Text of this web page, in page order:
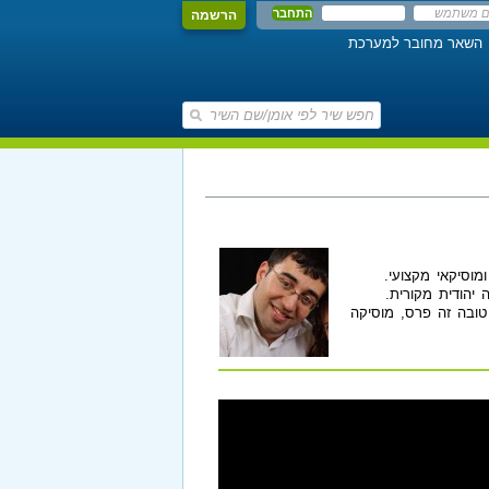
הרשמה
השאר מחובר למערכת
מקצועי.
יהודית מקורית.
זה פרס, מוסיקה